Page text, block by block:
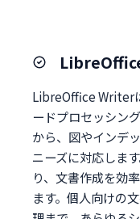
LibreOffice Writer
ードプロセッシン
から、図やインデ
ニーズに対応しま
り、文書作成を効
ます。個人向けの